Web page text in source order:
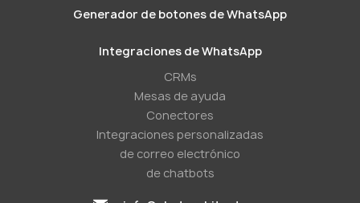
Generador de botones de WhatsApp
Integraciones de WhatsApp
CRMs
Mesas de ayuda
Conectores
Integraciones personalizadas
de correo electrónico
de chatbots